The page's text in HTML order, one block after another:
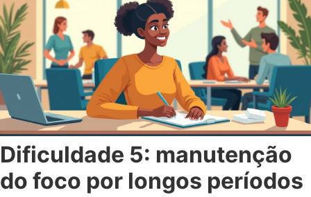
Dificuldade 5: manutenção
do foco por longos períodos